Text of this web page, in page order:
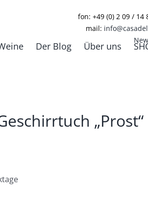
fon: +49 (0) 2 09 / 14
mail:
Der Blog Über uns
„Prost“